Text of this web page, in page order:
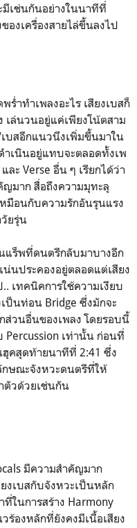
เช่นกันอย่างในนาทีที่
องเครื่องสายไล่ขึ้นลงไป
ำทำเพลงอะไร เสียงเบสก็
เล่นวนอยู่แค่เพียงโน้ตสาม
บสอีกแนวนึงเพิ่มขึ้นมาใน
เนินอยู่แทบจะตลอดทั้งเพ
ะ Verse อื่น ๆ เรียกได้ว่า
มาก สื่อถึงความมุทะลุ
มือนกับความรักอันรุนแรง
วัยรุ่น
แร็พที่ดนตรีกลับมาบางอีก
นประคองอยู่ตลอดแต่เสียง
เทคนิคการใช้ความเงียบ
ป็นท่อน Bridge ซึ่งมักจะ
วนอื่นของเพลง โดยรอบนี้
Percussion เท่านั้น ก่อนที่
คสุดท้ายนาทีที่ 2:41 ซึ่ง
ษณะจังหวะดนตรีที่ให้
ตัวด้วยเช่นกัน
มีความสำคัญมาก
งเบสกับจังหวะเป็นหลัก
ในการสร้าง Harmony
องหลักที่ยังคงมีเนื้อเสียง